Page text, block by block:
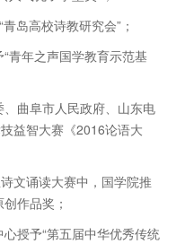
岛高校诗教研究会”；
青年之声国学教育示范基
曲阜市人民政府、山东电
益智大赛《2016论语大
文诵读大赛中，国学院推
作品奖；
授予“第五届中华优秀传统